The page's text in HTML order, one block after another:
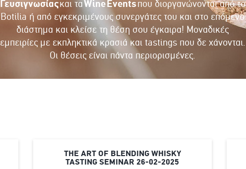
Γευσιγνωσίαςκαι ταWine Eventsπου διοργανώνονται από το
Botilia ή από εγκεκριμένους συνεργάτες του και στο επόμενο
διάστημα και κλείσε τη θέση σου έγκαιρα! Μοναδικές
εμπειρίες με εκπληκτικά κρασιά και tastings που δε χάνονται.
Οι θέσεις είναι πάντα περιορισμένες.
THE ART OF BLENDING WHISKY
TASTING SEMINAR 26-02-2025